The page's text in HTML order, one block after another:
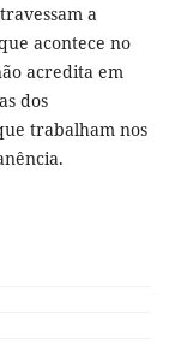
a
acontece no
acredita em
dos
trabalham nos